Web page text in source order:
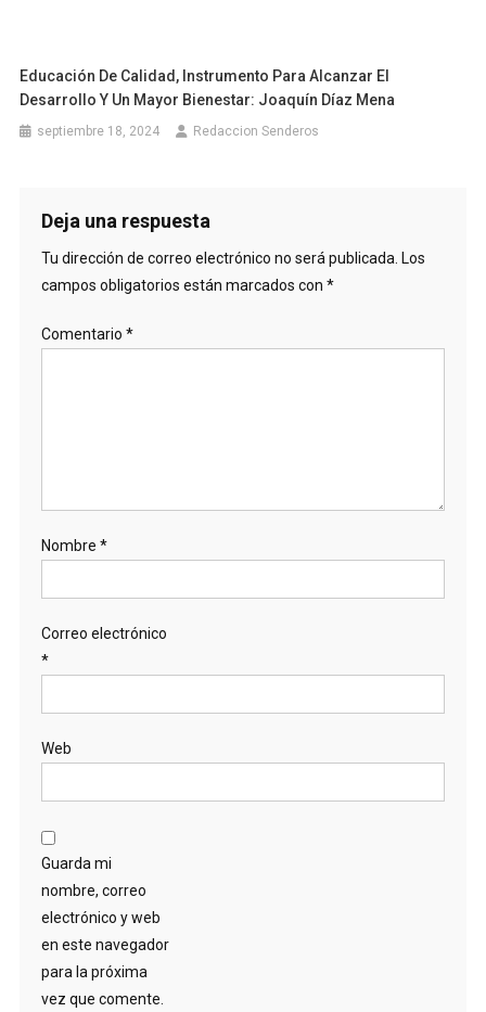
Educación De Calidad, Instrumento Para Alcanzar El
Desarrollo Y Un Mayor Bienestar: Joaquín Díaz Mena
septiembre 18, 2024 Redaccion Senderos
Deja una respuesta
Tu dirección de correo electrónico no será publicada. Los
campos obligatorios están marcados con *
Comentario *
Nombre *
Correo electrónico
*
Web
Guarda mi
nombre, correo
electrónico y web
en este navegador
para la próxima
vez que comente.